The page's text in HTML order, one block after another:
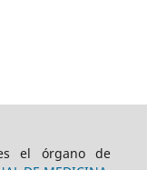
el órgano de